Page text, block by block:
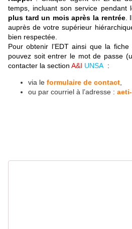
temps, incluant son service pendant
plus tard un mois après la rentrée.
auprès de votre supérieur
bien respectée.
Pour obtenir l’EDT ainsi que la
pouvez soit entrer le mot de passe
contacter la section A&I UNSA :
via le formulaire de contact
ou par courriel à l’adresse :